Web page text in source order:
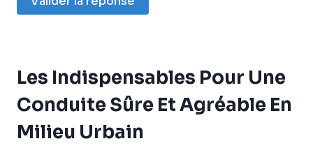
Les Indispensables Pour Une
Conduite Sûre Et Agréable En
Milieu Urbain